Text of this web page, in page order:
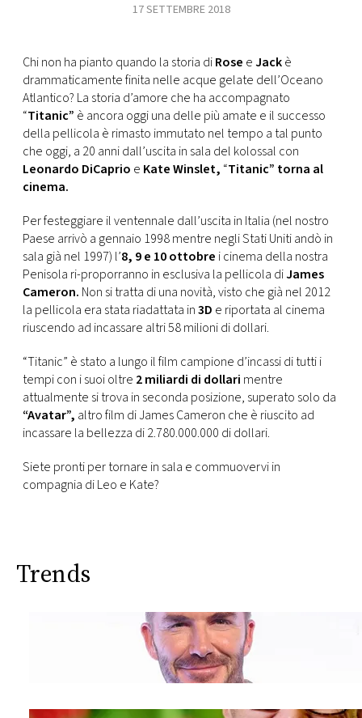
17 SETTEMBRE 2018
Chi non ha pianto quando la storia diRose eJackè
drammaticamente finita nelle acque gelate dell’Oceano
Atlantico? La storia d’amore che ha accompagnato
“Titanic” è ancora oggi una delle più amate e il successo
della pellicola è rimasto immutato nel tempo a tal punto
che oggi, a 20 anni dall’uscita in sala del kolossal con
Leonardo DiCaprio e Kate Winslet, “Titanic” torna al
cinema.
Per festeggiare il ventennale dall’uscita in Italia (nel nostro
Paese arrivò a gennaio 1998 mentre negli Stati Uniti andò in
sala già nel 1997) l’8, 9 e 10 ottobre i cinema della nostra
Penisola ri-proporranno in esclusiva la pellicola diJames
Cameron. Non si tratta di una novità, visto che già nel 2012
la pellicola era stata riadattata in3D e riportata al cinema
riuscendo ad incassare altri 58 milioni di dollari.
“Titanic” è stato a lungo il film campione d’incassi di tutti i
tempi con i suoi oltre 2 miliardi di dollari mentre
attualmente si trova in seconda posizione, superato solo da
“Avatar”, altro film di James Cameron che è riuscito ad
incassare la bellezza di 2.780.000.000 di dollari.
Siete pronti per tornare in sala e commuovervi in
compagnia di Leo e Kate?
Trends